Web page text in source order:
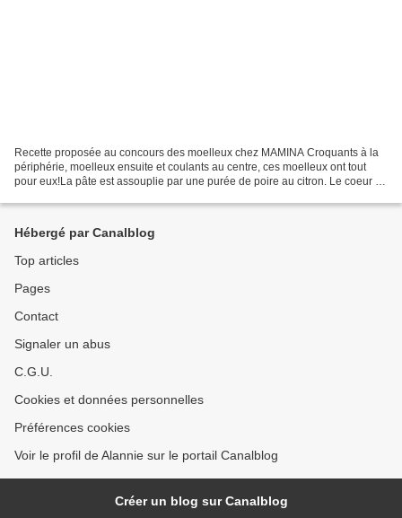
Recette proposée au concours des moelleux chez MAMINA Croquants à la
périphérie, moelleux ensuite et coulants au centre, ces moelleux ont tout
pour eux!La pâte est assouplie par une purée de poire au citron. Le coeur de
Hébergé par Canalblog
Top articles
Pages
Contact
Signaler un abus
C.G.U.
Cookies et données personnelles
Préférences cookies
Voir le profil de Alannie sur le portail Canalblog
Créer un blog sur Canalblog